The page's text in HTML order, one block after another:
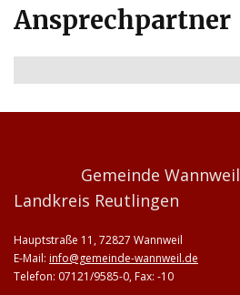
Ansprechpartner
Gemeinde Wannweil
Landkreis Reutlingen
Hauptstraße 11, 72827 Wannweil
E-Mail: info@gemeinde-wannweil.de
Telefon: 07121/9585-0, Fax: -10